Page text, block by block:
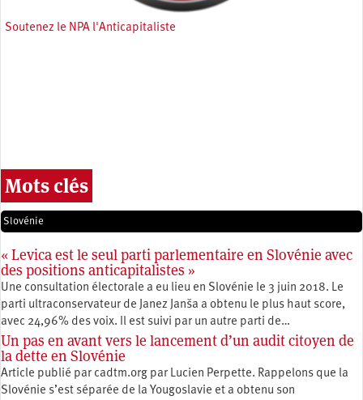
Soutenez le NPA l'Anticapitaliste
Mots clés
Slovénie
« Levica est le seul parti parlementaire en Slovénie avec
des positions anticapitalistes »
Une consultation électorale a eu lieu en Slovénie le 3 juin 2018. Le
parti ultraconservateur de Janez Janša a obtenu le plus haut score,
avec 24,96% des voix. Il est suivi par un autre parti de…
Un pas en avant vers le lancement d’un audit citoyen de
la dette en Slovénie
Article publié par cadtm.org par Lucien Perpette. Rappelons que la
Slovénie s’est séparée de la Yougoslavie et a obtenu son